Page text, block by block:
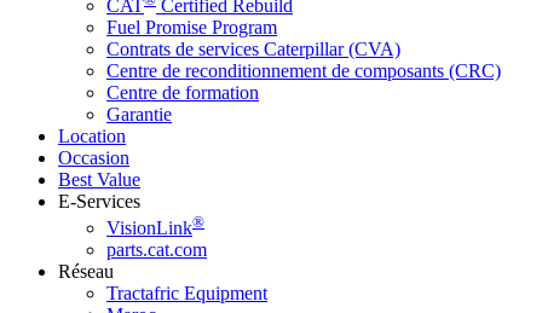
CAT
Certified Rebuild
Fuel Promise Program
Contrats de services Caterpillar (CVA)
Centre de reconditionnement de composants (CRC)
Centre de formation
Garantie
Location
Occasion
Best Value
E-Services
VisionLink®
parts.cat.com
Réseau
Tractafric Equipment